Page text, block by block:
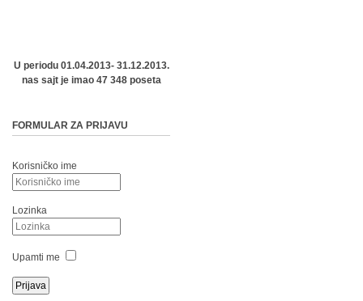
U periodu 01.04.2013- 31.12.2013.
nas sajt je imao 47 348 poseta
FORMULAR ZA PRIJAVU
Korisničko ime
Lozinka
Upamti me